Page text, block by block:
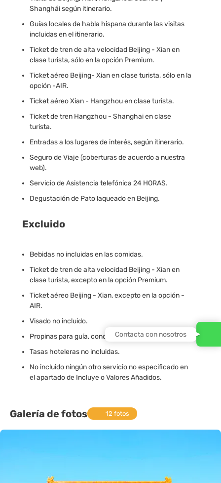
Shanghái según itinerario.
Guías locales de habla hispana durante las visitas
incluidas en el itinerario.
Ticket de tren de alta velocidad Beijing - Xian en
clase turista, sólo en la opción Premium.
Ticket aéreo Beijing- Xian en clase turista, sólo en la
opción -AIR.
Ticket aéreo Xian - Hangzhou en clase turista.
Ticket de tren Hangzhou - Shanghai en clase
turista.
Entradas a los lugares de interés, según itinerario.
Seguro de Viaje (coberturas de acuerdo a nuestra
web).
Servicio de Asistencia telefónica 24 HORAS.
Degustación de Pato laqueado en Beijing.
Excluido
Bebidas no incluidas en las comidas.
Ticket de tren de alta velocidad Beijing - Xian en
clase turista, excepto en la opción Premium.
Ticket aéreo Beijing - Xian, excepto en la opción -
AIR.
Visado no incluido.
Propinas para guía, conductor, etc. no incluidas.
Tasas hoteleras no incluidas.
No incluido ningún otro servicio no especificado en
el apartado de Incluye o Valores Añadidos.
Galería de fotos 12 fotos
Contacta con nosotros